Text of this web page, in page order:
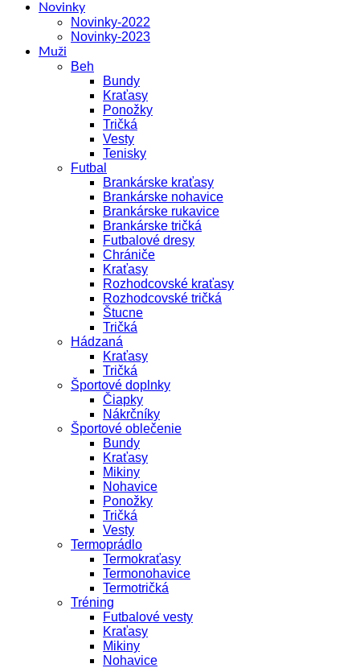
Novinky
Novinky-2022
Novinky-2023
Muži
Beh
Bundy
Kraťasy
Ponožky
Tričká
Vesty
Tenisky
Futbal
Brankárske kraťasy
Brankárske nohavice
Brankárske rukavice
Brankárske tričká
Futbalové dresy
Chrániče
Kraťasy
Rozhodcovské kraťasy
Rozhodcovské tričká
Štucne
Tričká
Hádzaná
Kraťasy
Tričká
Športové doplnky
Čiapky
Nákrčníky
Športové oblečenie
Bundy
Kraťasy
Mikiny
Nohavice
Ponožky
Tričká
Vesty
Termoprádlo
Termokraťasy
Termonohavice
Termotričká
Tréning
Futbalové vesty
Kraťasy
Mikiny
Nohavice